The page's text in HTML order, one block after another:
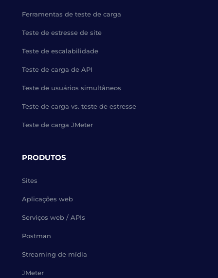
Ferramentas de teste de carga
Teste de estresse de site
Teste de escalabilidade
Teste de carga de API
Teste de usuários simultâneos
Teste de carga vs. teste de estresse
Teste de carga JMeter
PRODUTOS
Sites
Aplicações web
Serviços web / APIs
Postman
Streaming de mídia
JMeter